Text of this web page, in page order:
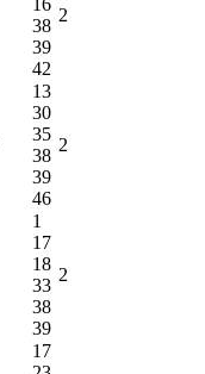
38
39
42
2
13
30
35
38
39
46
2
1
17
18
33
38
39
2
17